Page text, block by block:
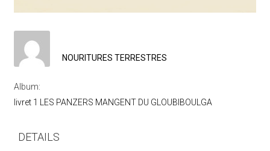
NOURITURES TERRESTRES
Album:
livret 1 LES PANZERS MANGENT DU GLOUBIBOULGA
DETAILS